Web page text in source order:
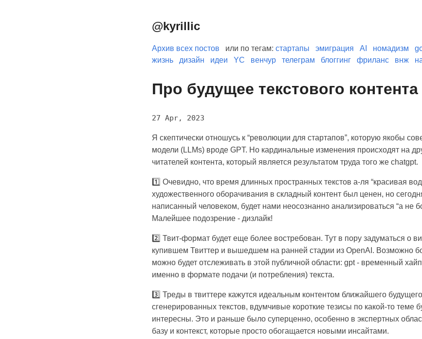
@kyrillic
Архив всех постов или по тегам: стартапы эмиграция AI номадизм
жизнь
дизайн идеи YC венчур телеграм блоггинг фриланс внж
Про будущее текстового контента
27 Apr, 2023
Я скептически отношусь к “революции для стартапов”, которую якобы
модели (LLMs) вроде GPT. Но кардинальные изменения происходят на
читателей контента, который является результатом труда того же chatgpt.
1️⃣ Очевидно, что время длинных пространных текстов а-ля “красивая
художественного оборачивания в складный контент был ценен, но
написанный человеком, будет нами неосознанно анализироваться “а не
Малейшее подозрение - дизлайк!
2️⃣ Твит-формат будет еще более востребован. Тут в пору задуматься о
купившем Твиттер и вышедшем на ранней стадии из OpenAI. Возможно
можно будет отслеживать в этой публичной области: gpt - временный
именно в формате подачи (и потребления) текста.
3️⃣ Треды в твиттере кажутся идеальным контентом ближайшего
сгенерированных текстов, вдумчивые короткие тезисы по какой-то теме
интересны. Это и раньше было суперценно, особенно в экспертных
базу и контекст, которые просто обогащается новыми инсайтами.